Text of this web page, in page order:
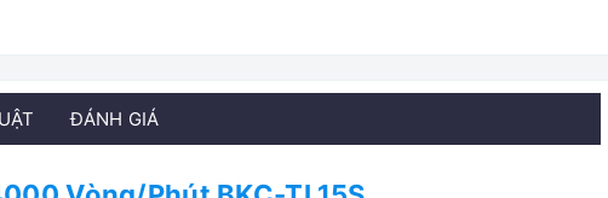
ĐÁNH GIÁ